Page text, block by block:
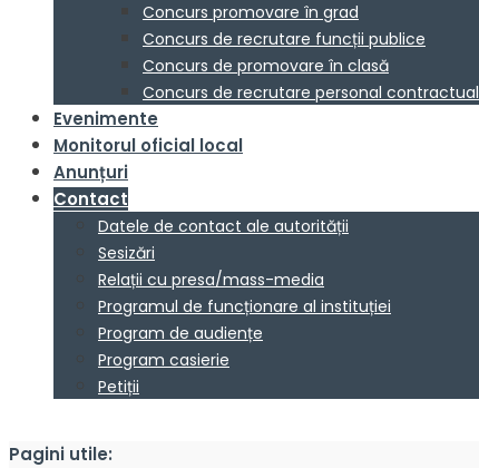
Concurs promovare în grad
Concurs de recrutare funcții publice
Concurs de promovare în clasă
Concurs de recrutare personal contractual
Evenimente
Monitorul oficial local
Anunțuri
Contact
Datele de contact ale autorității
Sesizări
Relații cu presa/mass-media
Programul de funcționare al instituției
Program de audiențe
Program casierie
Petiții
Pagini utile: